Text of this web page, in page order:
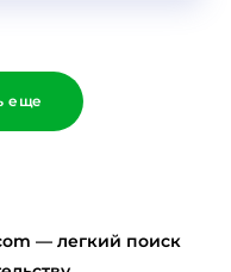
еще
— легкий поиск